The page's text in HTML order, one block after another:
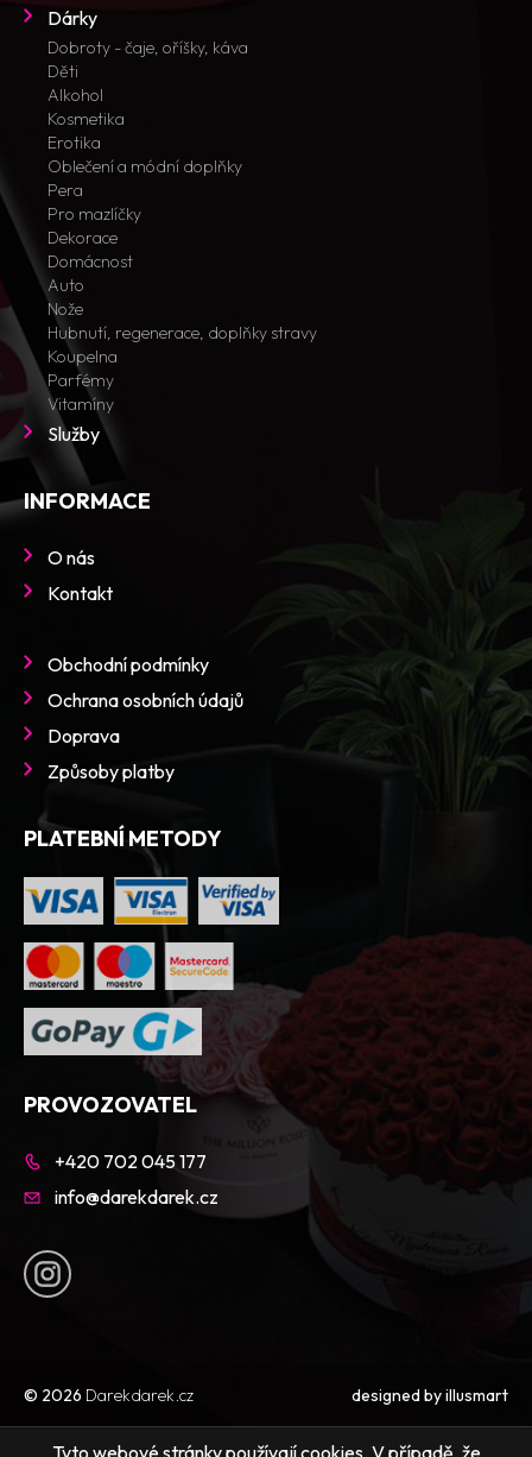
Dárky
Dobroty - čaje, oříšky, káva
Děti
Alkohol
Kosmetika
Erotika
Oblečení a módní doplňky
Pera
Pro mazlíčky
Dekorace
Domácnost
Auto
Nože
Hubnutí, regenerace, doplňky stravy
Koupelna
Parfémy
Vitamíny
Služby
INFORMACE
O nás
Kontakt
Obchodní podmínky
Ochrana osobních údajů
Doprava
Způsoby platby
PLATEBNÍ METODY
PROVOZOVATEL
+420 702 045 177
info@darekdarek.cz
© 2026 Darekdarek.cz designed byillusmart
Tyto webové stránky používají cookies. V případě, že